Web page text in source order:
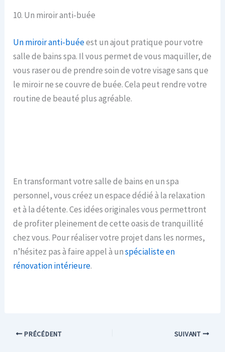
10. Un miroir anti-buée
Un miroir anti-buéeest un ajout pratique pour votre
salle de bains spa. Il vous permet de vous maquiller, de
vous raser ou de prendre soin de votre visage sans que
le miroir ne se couvre de buée. Cela peut rendre votre
routine de beauté plus agréable.
En transformant votre salle de bains en un spa
personnel, vous créez un espace dédié à la relaxation
et à la détente. Ces idées originales vous permettront
de profiter pleinement de cette oasis de tranquillité
chez vous. Pour réaliser votre projet dans les normes,
n’hésitez pas à faire appel à unspécialiste en
rénovation intérieure.
PRÉCÉDENT SUIVANT